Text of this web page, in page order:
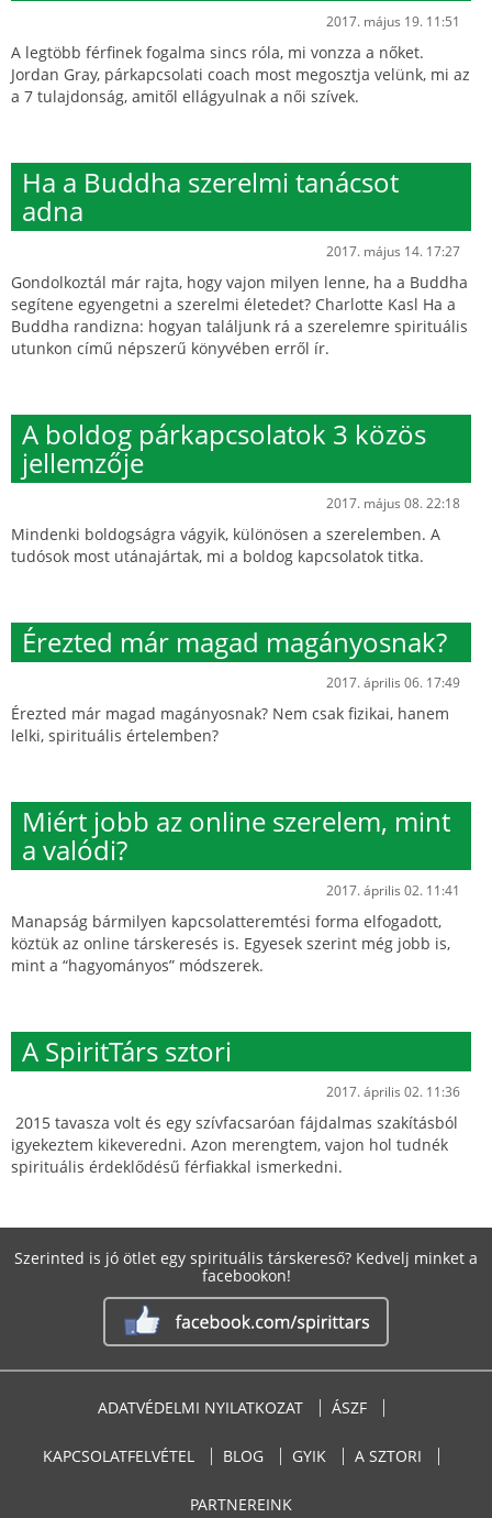
2017. május 19. 11:51
A legtöbb férfinek fogalma sincs róla, mi vonzza a nőket.
Jordan Gray, párkapcsolati coach most megosztja velünk, mi az
a 7 tulajdonság, amitől ellágyulnak a női szívek.
Ha a Buddha szerelmi tanácsot
adna
2017. május 14. 17:27
Gondolkoztál már rajta, hogy vajon milyen lenne, ha a Buddha
segítene egyengetni a szerelmi életedet? Charlotte Kasl Ha a
Buddha randizna: hogyan találjunk rá a szerelemre spirituális
utunkon című népszerű könyvében erről ír.
A boldog párkapcsolatok 3 közös
jellemzője
2017. május 08. 22:18
Mindenki boldogságra vágyik, különösen a szerelemben. A
tudósok most utánajártak, mi a boldog kapcsolatok titka.
Érezted már magad magányosnak?
2017. április 06. 17:49
Érezted már magad magányosnak? Nem csak fizikai, hanem
lelki, spirituális értelemben?
Miért jobb az online szerelem, mint
a valódi?
2017. április 02. 11:41
Manapság bármilyen kapcsolatteremtési forma elfogadott,
köztük az online társkeresés is. Egyesek szerint még jobb is,
mint a “hagyományos” módszerek.
A SpiritTárs sztori
2017. április 02. 11:36
2015 tavasza volt és egy szívfacsaróan fájdalmas szakításból
igyekeztem kikeveredni. Azon merengtem, vajon hol tudnék
spirituális érdeklődésű férfiakkal ismerkedni.
Szerinted is jó ötlet egy spirituális társkereső? Kedvelj minket a
facebookon!
ADATVÉDELMI NYILATKOZAT ÁSZF
KAPCSOLATFELVÉTEL BLOG GYIK A SZTORI
PARTNEREINK